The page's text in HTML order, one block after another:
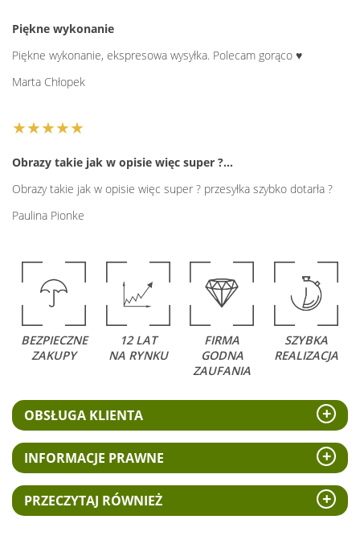
Piękne wykonanie
Piękne wykonanie, ekspresowa wysyłka. Polecam gorąco ♥️
Marta Chłopek
★★★★★
Obrazy takie jak w opisie więc super ?…
Obrazy takie jak w opisie więc super ? przesyłka szybko dotarła ?
Paulina Pionke
BEZPIECZNE
ZAKUPY
12 LAT
NA RYNKU
FIRMA
GODNA
ZAUFANIA
SZYBKA
REALIZACJA
OBSŁUGA KLIENTA
INFORMACJE PRAWNE
PRZECZYTAJ RÓWNIEŻ